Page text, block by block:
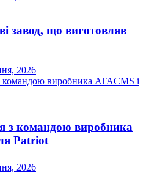
завод, що виготовляв
2026
з командою виробника
Patriot
2026